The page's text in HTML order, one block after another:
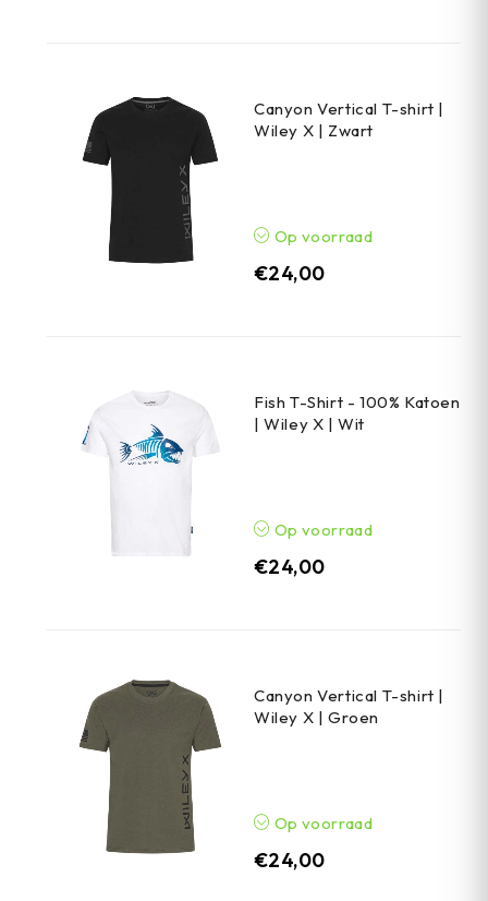
Canyon Vertical T-shirt |
Wiley X | Zwart
Op voorraad
€24,00
Fish T-Shirt - 100% Katoen
| Wiley X | Wit
Op voorraad
€24,00
Canyon Vertical T-shirt |
Wiley X | Groen
Op voorraad
€24,00